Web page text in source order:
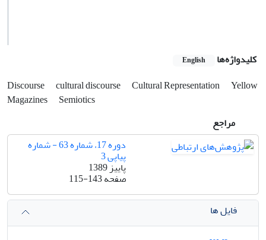
کلیدواژه‌ها English
Discourse cultural discourse Cultural Representation
Yellow
Magazines
Semiotics
مراجع
دوره 17، شماره 63 - شماره
پیاپی 3
پاییز 1389
صفحه115-143
فایل ها